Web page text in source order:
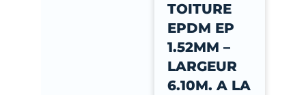
TOITURE
EPDM EP
1.52MM –
LARGEUR
6.10M. A LA